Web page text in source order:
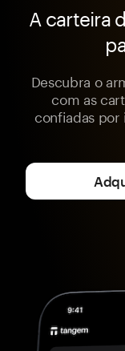
A carteira
Descubra o
com as
confiadas